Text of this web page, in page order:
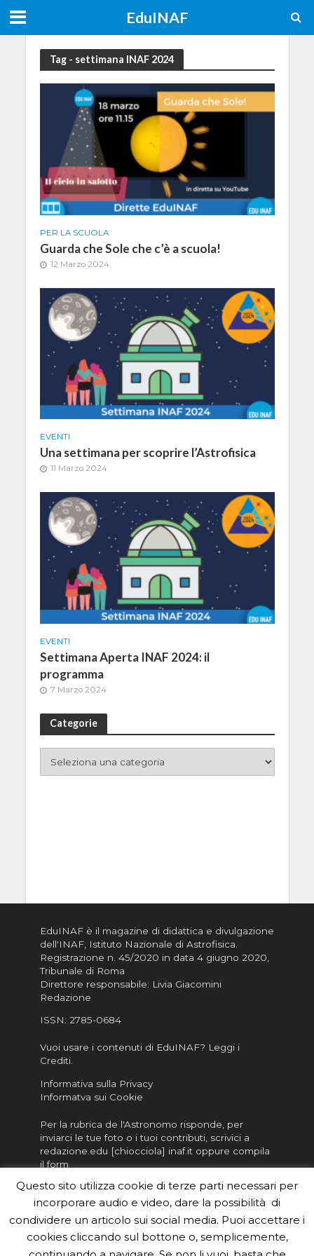
EduINAF
Tag - settimana INAF 2024
PER LA SCUOLA
Guarda che Sole che c’è a scuola!
12 Marzo 2024
EVENTI
Una settimana per scoprire l’Astrofisica
11 Marzo 2024
EVENTI
Settimana Aperta INAF 2024: il
programma
7 Marzo 2024
Categorie
EduINAF è il magazine di didattica e divulgazione
dell'INAF, Istituto Nazionale di Astrofisica
Registrazione n. 45/2020 in data 4 giugno 2020,
Tribunale di Roma
Direttore responsabile: Livia Giacomini
Redazione
ISSN: 2785-0684
Vuoi usare i contenuti di EduINAF? Leggi i
Crediti.
Informativa sulla Privacy
Informatva sui Cookie
Per la rubrica de l'Astronomo risponde, per
inviarci le tue foto o i tuoi contributi, scrivici a
redazione.edu [chiocciola] inaf.it oppure compila
il form
Sei un insegnante? Scarica la nostrabrochureda
distribuire nella tua scuola e…
Questo sito utilizza cookie di terze parti necessari per
incorporare audio e video, dare la possibilità di
condividere un articolo sui social media. Puoi accettare i
cookies cliccando sul bottone o, semplicemente,